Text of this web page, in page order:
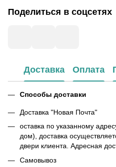
Поделиться в соцсетях
Доставка Оплата
Способы доставки
Доставка "Новая Почта"
оставка по указанному
дом), доставка
двери клиента. Адресная
Самовывоз